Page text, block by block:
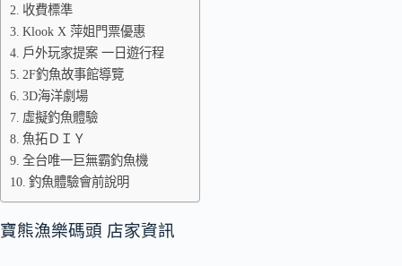
收費標準
Klook X 萍姐門票優惠
戶外玩家提案 一日遊行程
2F釣魚故事館導覽
3D海洋劇場
虛擬釣魚體驗
魚拓ＤＩＹ
全台唯一巨無霸釣魚機
釣魚體驗會前說明
寶熊漁樂碼頭 店家資訊